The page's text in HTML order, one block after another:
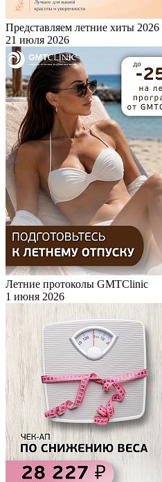
Представляем летние хиты 2026
21 июля 2026
Летние протоколы GMTClinic
1 июня 2026